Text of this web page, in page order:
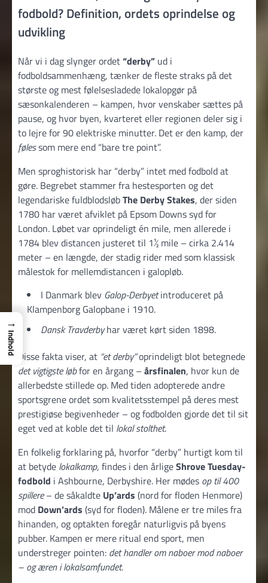
fodbold? Definition, ordets oprindelse og
udvikling
Når vi i dag slynger ordet“derby” ud i
fodboldsammenhæng, tænker de fleste straks på det
største og mest følelsesladede lokalopgør på
sæsonkalenderen – kampen, hvor venskaber sættes på
pause, og hvor byen, kvarteret eller regionen deler sig i
to lejre for 90 elektriske minutter. Det er den kamp, der
følessom mere end “bare tre point”.
Men sproghistorisk har “derby” intet med fodbold at
gøre. Begrebet stammer fra hestesporten og det
legendariske fuldblodsløbThe Derby Stakes, der siden
1780 har været afviklet på Epsom Downs syd for
London. Løbet var oprindeligt én mile, men allerede i
1784 blev distancen justeret til 1½ mile – cirka 2.414
meter – en længde, der stadig rider med som klassisk
målestok for mellemdistancen i galopløb.
I Danmark blev Galop-Derbyetintroduceret på
Klampenborg Galopbane i 1910.
Dansk Travderbyhar været kørt siden 1898.
Disse fakta viser, at “et derby”oprindeligt blot betegnede
det vigtigste løbfor en årgang – årsfinalen, hvor kun de
allerbedste stillede op. Med tiden adopterede andre
sportsgrene ordet som kvalitetsstempel på deres mest
prestigiøse begivenheder – og fodbolden gjorde det til sit
eget ved at koble det til lokal stolthet.
En folkelig forklaring på, hvorfor “derby” hurtigt kom til
at betyde lokalkamp, findes i den årligeShrove Tuesday-
fodbold i Ashbourne, Derbyshire. Her mødes op til 400
spillere– de såkaldte Up’ards (nord for floden Henmore)
mod Down’ards (syd for floden). Målene er tre miles fra
hinanden, og optakten foregår naturligvis på byens
pubber. Kampen er mere ritual end sport, men
understreger pointen: det handler om naboer mod naboer
– og æren i lokalsamfundet.
→
Indhold